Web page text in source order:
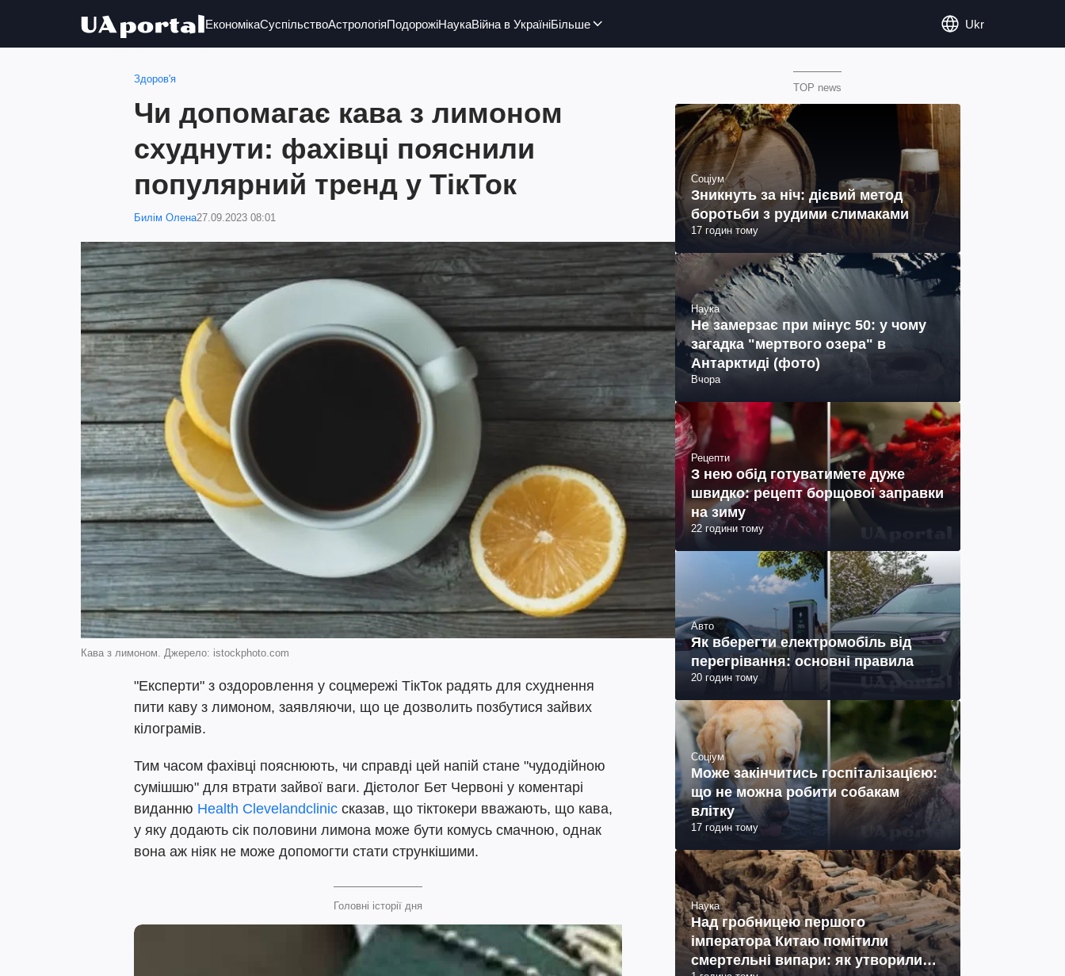
ЕкономікаСуспільствоАстрологіяПодорожіНаукаВійна в УкраїніБільше Ukr
Здоров'я
Чи допомагає кава з лимоном
схуднути: фахівці пояснили
популярний тренд у ТікТок
Билім Олена27.09.2023 08:01
Кава з лимоном. Джерело: istockphoto.com
"Експерти" з оздоровлення у соцмережі ТікТок радять для схуднення
пити каву з лимоном, заявляючи, що це дозволить позбутися зайвих
кілограмів.
Тим часом фахівці пояснюють, чи справді цей напій стане "чудодійною
сумішшю" для втрати зайвої ваги. Дієтолог Бет Червоні у коментарі
виданню Health Clevelandclinic сказав, що тіктокери вважають, що кава,
у яку додають сік половини лимона може бути комусь смачною, однак
вона аж ніяк не може допомогти стати стрункішими.
Головні історії дня
TOP news
Соціум
Зникнуть за ніч: дієвий метод
боротьби з рудими слимаками
17 годин тому
Наука
Не замерзає при мінус 50: у чому
загадка "мертвого озера" в
Антарктиді (фото)
Вчора
Рецепти
З нею обід готуватимете дуже
швидко: рецепт борщової заправки
на зиму
22 години тому
Авто
Як вберегти електромобіль від
перегрівання: основні правила
20 годин тому
Соціум
Може закінчитись госпіталізацією:
що не можна робити собакам
влітку
17 годин тому
Наука
Над гробницею першого
імператора Китаю помітили
смертельні випари: як утворились